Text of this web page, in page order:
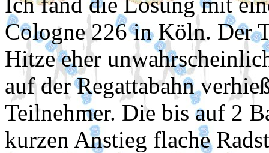
Cologne 226 in Köln. Der
Hitze eher
auf der Regattabahn
Teilnehmer. Die bis auf 2
kurzen Anstieg flache